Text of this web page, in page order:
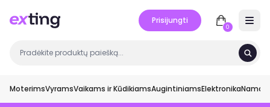
Prisijungti
0
MoterimsVyramsVaikams ir KūdikiamsAugintiniamsElektronikaNamai